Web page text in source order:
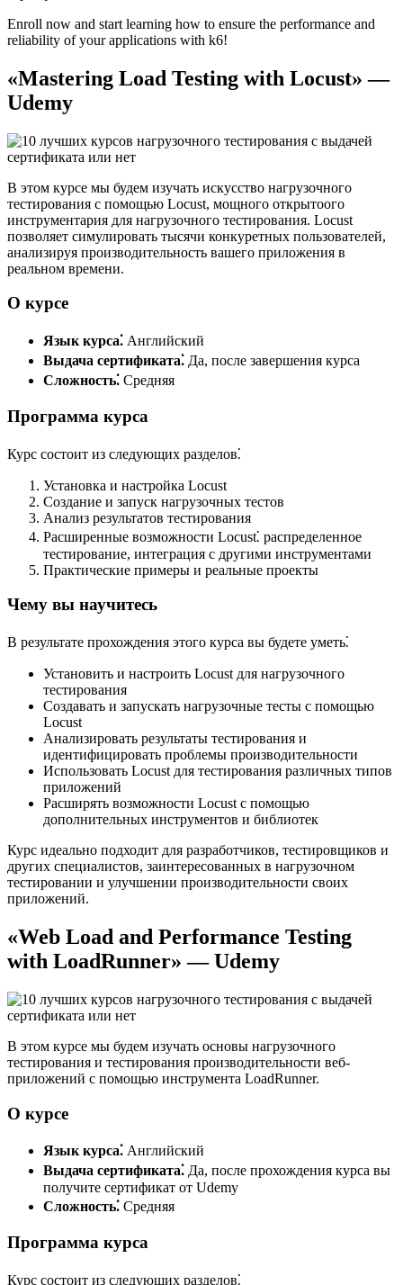
Enroll now and start learning how to ensure the performance and
reliability of your applications with k6!
«Mastering Load Testing with Locust» —
Udemy
В этом курсе мы будем изучать искусство нагрузочного
тестирования с помощью Locust, мощного открытоого
инструментария для нагрузочного тестирования. Locust
позволяет симулировать тысячи конкуретных пользователей,
анализируя производительность вашего приложения в
реальном времени.
О курсе
Язык курса⁚ Английский
Выдача сертификата⁚ Да, после завершения курса
Сложность⁚ Средняя
Программа курса
Курс состоит из следующих разделов⁚
Установка и настройка Locust
Создание и запуск нагрузочных тестов
Анализ результатов тестирования
Расширенные возможности Locust⁚ распределенное
тестирование, интеграция с другими инструментами
Практические примеры и реальные проекты
Чему вы научитесь
В результате прохождения этого курса вы будете уметь⁚
Установить и настроить Locust для нагрузочного
тестирования
Создавать и запускать нагрузочные тесты с помощью
Locust
Анализировать результаты тестирования и
идентифицировать проблемы производительности
Использовать Locust для тестирования различных типов
приложений
Расширять возможности Locust с помощью
дополнительных инструментов и библиотек
Курс идеально подходит для разработчиков, тестировщиков и
других специалистов, заинтересованных в нагрузочном
тестировании и улучшении производительности своих
приложений.
«Web Load and Performance Testing
with LoadRunner» — Udemy
В этом курсе мы будем изучать основы нагрузочного
тестирования и тестирования производительности веб-
приложений с помощью инструмента LoadRunner.
О курсе
Язык курса⁚ Английский
Выдача сертификата⁚ Да, после прохождения курса вы
получите сертификат от Udemy
Сложность⁚ Средняя
Программа курса
Курс состоит из следующих разделов⁚